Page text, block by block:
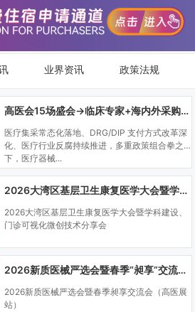
业界资讯 政策法规
高医会15场盛会→临床专家+海内外采购商双向对接
医疗集采常态化落地、DRG/DIP 支付方式改革深
化、医疗行业反腐持续推进，多重政策组合拳之
下，医疗器械...
2026大湾区基层卫生康复医学大会暨学科建设、门诊可视化微创技术分享会
2026大湾区基层卫生康复医学大会暨学科建设、
门诊可视化微创技术分享会
2026新质医械严选会暨春季“昶享”交流会（高医展站）
2026新质医械严选会暨春季昶享交流会（高医展
站）